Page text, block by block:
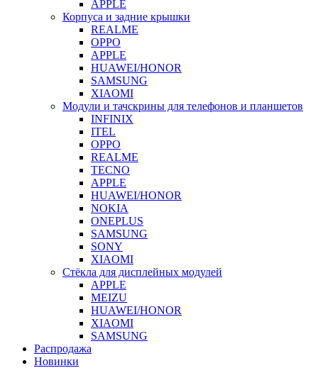
APPLE
Корпуса и задние крышки
REALME
OPPO
APPLE
HUAWEI/HONOR
SAMSUNG
XIAOMI
Модули и тачскрины для телефонов и планшетов
INFINIX
ITEL
OPPO
REALME
TECNO
APPLE
HUAWEI/HONOR
NOKIA
ONEPLUS
SAMSUNG
SONY
XIAOMI
Стёкла для дисплейных модулей
APPLE
MEIZU
HUAWEI/HONOR
XIAOMI
SAMSUNG
Распродажа
Новинки